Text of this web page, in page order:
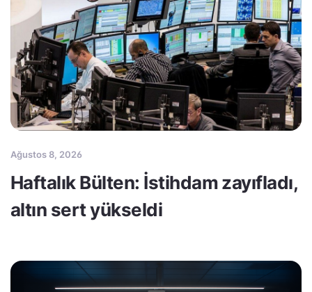
Ağustos 8, 2026
Haftalık Bülten: İstihdam zayıfladı,
altın sert yükseldi